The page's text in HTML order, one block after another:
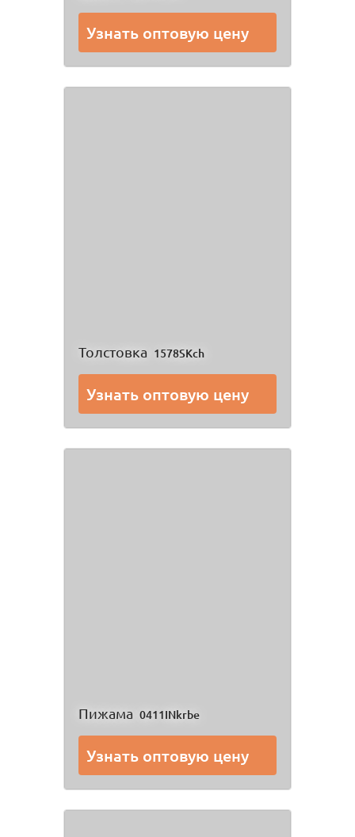
Узнать оптовую цену
Толстовка 1578SKch
Узнать оптовую цену
Пижама 0411INkrbe
Узнать оптовую цену